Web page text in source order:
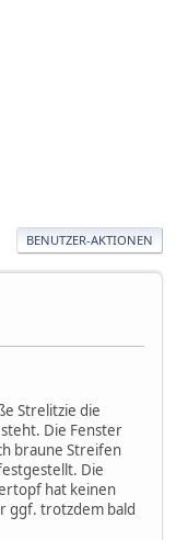
BENUTZER-AKTIONEN
Strelitzie die
Die Fenster
braune Streifen
Die
hat keinen
ggf. trotzdem bald